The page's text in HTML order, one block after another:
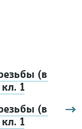
(в
1
(в
1